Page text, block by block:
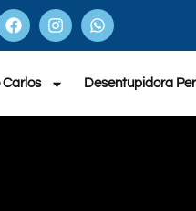
Carlos Desentupidora